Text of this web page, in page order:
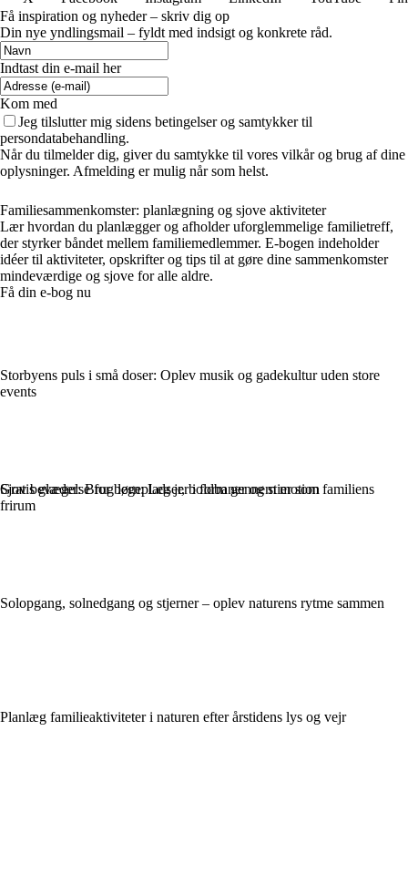
Få inspiration og nyheder – skriv dig op
Din nye yndlingsmail – fyldt med indsigt og konkrete råd.
Indtast din e-mail her
Kom med
Jeg tilslutter mig sidens betingelser og samtykker til
persondatabehandling.
Når du tilmelder dig, giver du samtykke til vores vilkår og brug af dine
oplysninger. Afmelding er mulig når som helst.
Familiesammenkomster: planlægning og sjove aktiviteter
Lær hvordan du planlægger og afholder uforglemmelige familietreff,
der styrker båndet mellem familiemedlemmer. E-bogen indeholder
idéer til aktiviteter, opskrifter og tips til at gøre dine sammenkomster
mindeværdige og sjove for alle aldre.
Få din e-bog nu
Storbyens puls i små doser: Oplev musik og gadekultur uden store
events
Gratis glæder: Brug legepladser, boldbaner og stier som familiens
frirum
Solopgang, solnedgang og stjerner – oplev naturens rytme sammen
Planlæg familieaktiviteter i naturen efter årstidens lys og vejr
Sjov bevægelse for børn: Leg jer i form gennem motion